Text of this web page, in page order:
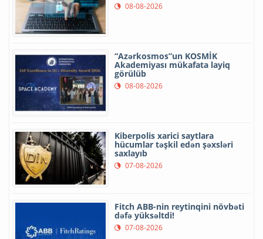
08-08-2026
“Azərkosmos”un KOSMİK
Akademiyası mükafata layiq
görülüb
08-08-2026
Kiberpolis xarici saytlara
hücumlar təşkil edən şəxsləri
saxlayıb
07-08-2026
Fitch ABB-nin reytinqini növbəti
dəfə yüksəltdi!
07-08-2026